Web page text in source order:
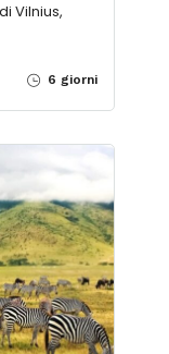
Vilnius,
6 giorni